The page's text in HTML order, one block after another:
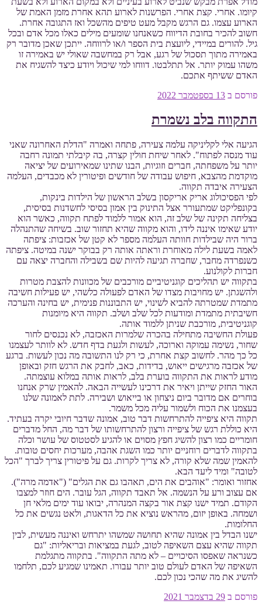
קיומו. אחרי. קצת אחרי. הפרשנות לארוע תהא אחרת מזמן האמת של
הארוע עצמו. גם הרגש מקבל מעט טיפים מהשכל ואז התגובה אחרת.
חשוב להכיר בחובת הדיווח כשאנחנו שומעים מילים כאלו מכל אדם ובכל
גיל. להורים במיידי, ליועצת בית הספר ו/או לרווחה. ייתכן שאכן מדובר רק
באמירה מתוך תסכול של רגע, אבל רק במחשבה שאולי יש באמירה זו
משהו עמוק יותר. אל תתלבטו. דווחו למי שיכול ויודע כיצד להשגיח את
האדם ששיתף אתכם.
פורסם ב 13 בספטמבר 2022
התקווה בלב נשמרת
הגיעה אלי לקליניקה עלמה צעירה, פתחה ואמרה "הדלת האחרונה שאני
עוד מנסה לפתוח". לאחר שיחת חולין קצרה, בה קיבלתי תמונה רחבה
יותר על משפחתה, חברים וזוגיות, הבנו שתינו שמאירועים של יציאה
מוקדמת מהצבא, חיפוש עבודה של חודשים ופיטורין לא מכבדים, העלמה
הצעירה איבדה תקווה.
לפי הפסיכולוג אריק אריקסון בשלב הראשון של הילדות בינקות,
בקונפליקט שמתעורר אצל התינוק בין אמון בסיסי לחשדנות בסיסית,
בצליחה תקינה של שלב זה, הוא אמור ללמוד לפתח תקווה, כאשר הוא
יודע שאימו איננה לידו, והוא מקווה שהיא תחזור שוב. בשיחה שהתנהלה
ברור היה שבילדות חוותה העלמה מספר לא קטן של אכזבות: ציפתה
לאמה בשעת לילה מאוחרת וראתה אותה רק בבוקר ישנה במיטה. ציפתה
כשנפרדה מחבר, שחברה תגיעה להיות שם בשבילה והחברה יצאה עם
חברות לקולנוע.
בתקווה יש תהליכים קוגניטיביים מורכבים של מכוונות להצבת מטרות
ולהשגתן. יש מחויבות מצדו של האדם לפעולה כלשהי, יש פעילות חשיבה
מתמדת שמטרתה להביא לשינוי, יש התבוננות פנימית, יש בחינה והערכה
חשיבתית מתמדת ומודעות לכל שלב ושלב. תקווה היא מיומנות
קוגניטיבית, מורכבת שניתן ללמוד אותה.
פעולת החשיבה מתחילה בהכרה שלמרות האכזבה, לא נכנסים לחור
שחור, נשימה עמוקה וארוכה, לעשות ולגעת בדף חדש. לא לוותר לעצמנו
כל כך מהר. לחשוב קצת אחרת, כי רק לנו התשובה מה נכון לעשות. ברגע
של אכזבה מרגישים ייאוש, בדידות, כאב, לחבק את הרגש חזק ובאופן
מודע לראות את התקווה בוערת בלב, לראות אותה במלוא עוצמתה.
האור החזק שייתן ויאיר את דרכינו לעשייה הבאה. להאמין שרק אנחנו
בוחרים אם מדובר ביום ניצחון או בייאוש ושבירה. לתת לאמונה שלנו
בעצמנו את הכוח ולשמור עליה מכל משמר.
תקווה היא ציפייה להתרחשות דבר טוב, אמונה שדבר חיובי יקרה בעתיד.
היא כוללת רגש של ציפייה ורצון להתרחשותו של דבר מה, החל מדברים
חומריים כמו רצון להשיג חפץ מסוים או להגיע לסטטוס של עושר וכלה
בתקווה לדברים רוחניים יותר כמו השגת אהבה, מערכות יחסים טובות.
להאמין שמה שלא קורה, לא צריך לקרות. גם על פיטורין צריך לברך "הכל
לטובה" ומיד ליעד הבא.
אחזור ואומר: "אוהבים את הים, תאהבו גם את הגלים" ("אדמה מרה").
אם עצוב ורע על הנשמה. אל תאבד תקווה, הגל עובר. הים חוזר למצבו
הקודם. תמיד ישנו קצת אור בקצה המנהרה, יבואו עוד ימים מלאי חן
ושמחה. באופן יזום, מהראש נוציא את כל הדאגות, ולאט נגשים את כל
החלומות.
ישנו הבדל בין אמונה שהיא תחושה שמשהו יתרחש ואיננה מעשית, לבין
תקווה שהיא עצם השאיפה לטוב, לגעת במציאות ובריאליות: "גם
כשנראה שאפסו הסיכויים – לא מתה התקווה". בתקווה מתגלמת
השאיפה של האדם לעולם טוב יותר עבורו. תאמינו שמגיע לכם, תלחמו
להשיג את מה שהכי נכון לכם.
פורסם ב 29 בדצמבר 2021